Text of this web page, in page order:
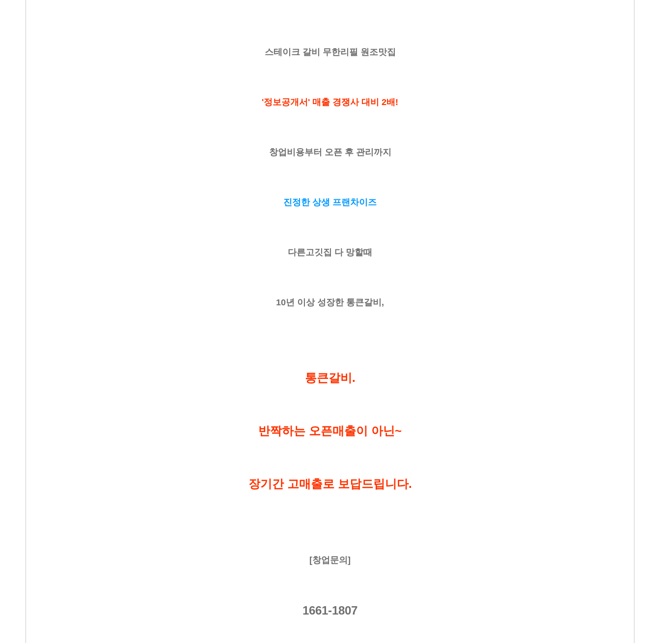
스테이크 갈비 무한리필 원조맛집
'정보공개서' 매출 경쟁사 대비 2배!
창업비용부터 오픈 후 관리까지
진정한 상생 프랜차이즈
다른고깃집 다 망할때
10년 이상 성장한 통큰갈비,
통큰갈비.
반짝하는 오픈매출이 아닌~
장기간 고매출로 보답드립니다.
[창업문의]
1661-1807